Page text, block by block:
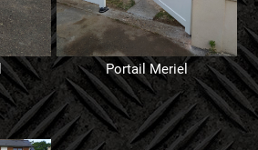
Portail Meriel